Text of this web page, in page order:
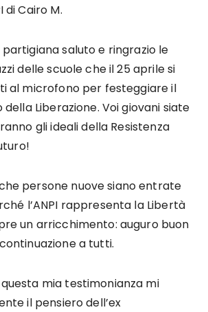
di Cairo M.
saluto e ringrazio le
delle scuole che il 25 aprile si
al microfono per festeggiare il
della Liberazione. Voi giovani siate
gli ideali della Resistenza
persone nuove siano entrate
l’ANPI rappresenta la Libertà
un arricchimento: auguro buon
a tutti.
mia testimonianza mi
il pensiero dell’ex